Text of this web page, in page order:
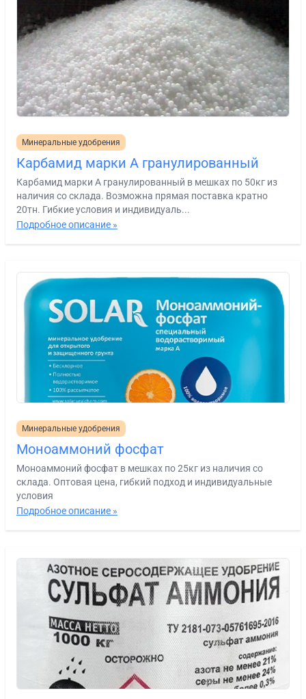
Минеральные удобрения
Карбамид марки А гранулированный
Карбамид марки А гранулированный в мешках по 50кг из
наличия со склада. Возможна прямая поставка кратно
20тн. Гибкие условия и индивидуаль...
Подробное описание »
Минеральные удобрения
Моноаммоний фосфат
Моноаммоний фосфат в мешках по 25кг из наличия со
склада. Оптовая цена, гибкий подход и индивидуальные
условия
Подробное описание »